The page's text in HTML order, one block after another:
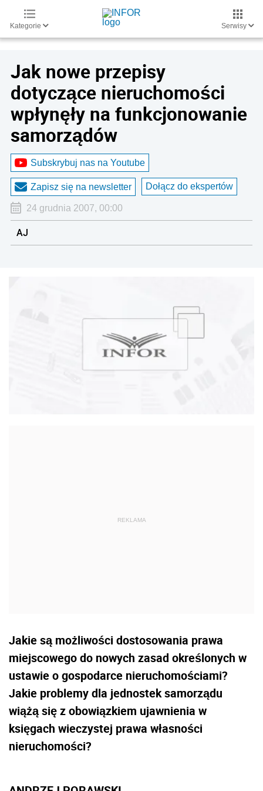
Kategorie Serwisy
Jak nowe przepisy
dotyczące nieruchomości
wpłynęły na funkcjonowanie
samorządów
Subskrybuj nas na Youtube
Zapisz się na newsletter Dołącz do ekspertów
24 grudnia 2007, 00:00
AJ
Jakie są możliwości dostosowania prawa
miejscowego do nowych zasad określonych w
ustawie o gospodarce nieruchomościami?
Jakie problemy dla jednostek samorządu
wiążą się z obowiązkiem ujawnienia w
księgach wieczystej prawa własności
nieruchomości?